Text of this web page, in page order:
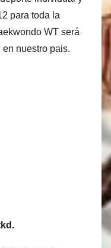
para toda la
WT será
nuestro pais.